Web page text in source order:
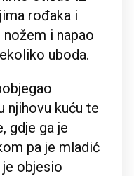
rođaka i
i napao
uboda.
njihovu kuću te
gdje ga je
pa je mladić
objesio